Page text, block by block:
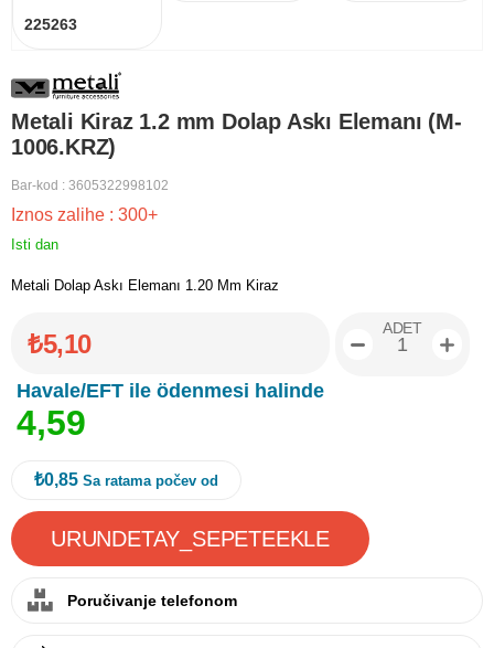
225263
Metali Kiraz 1.2 mm Dolap Askı Elemanı (M-
1006.KRZ)
Bar-kod : 3605322998102
Iznos zalihe : 300+
Isti dan
Metali Dolap Askı Elemanı 1.20 Mm Kiraz
₺5,10
Havale/EFT ile ödenmesi halinde
4,59
ADET
₺0,85 Sa ratama počev od
Poručivanje telefonom